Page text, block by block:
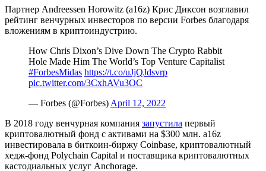
Партнер Andreessen Horowitz (a16z) Крис Диксон возглавил
рейтинг венчурных инвесторов по версии Forbes благодаря
вложениям в криптоиндустрию.
How Chris Dixon’s Dive Down The Crypto Rabbit
Hole Made Him The World’s Top Venture Capitalist
#ForbesMidas https://t.co/uJjQJdsvrp
pic.twitter.com/3CxhAVu3OC
— Forbes (@Forbes) April 12, 2022
В 2018 году венчурная компания запустила первый
криптовалютный фонд с активами на $300 млн. a16z
инвестировала в биткоин-биржу Coinbase, криптовалютный
хедж-фонд Polychain Capital и поставщика криптовалютных
кастодиальных услуг Anchorage.